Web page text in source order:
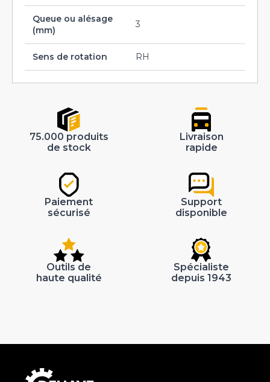
Queue ou alésage
(mm)
3
Sens de rotation RH
75.000 produits
de stock
Livraison
rapide
Paiement
sécurisé
Support
disponible
Outils de
haute qualité
Spécialiste
depuis 1943